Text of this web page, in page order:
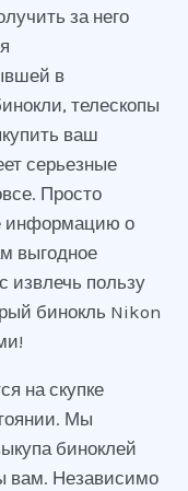
за него
в
телескопы
ваш
серьезные
Просто
информацию о
выгодное
извлечь пользу
бинокль Nikon
на скупке
Мы
биноклей
вам. Независимо